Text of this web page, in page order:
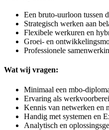
Een bruto-uurloon tussen
Strategisch werken aan
Flexibele werkuren en
Groei- en
Professionele
Wat wij vragen:
Minimaal een mbo-
Ervaring als
Kennis van netwerken en
Handig met systemen en
Analytisch en